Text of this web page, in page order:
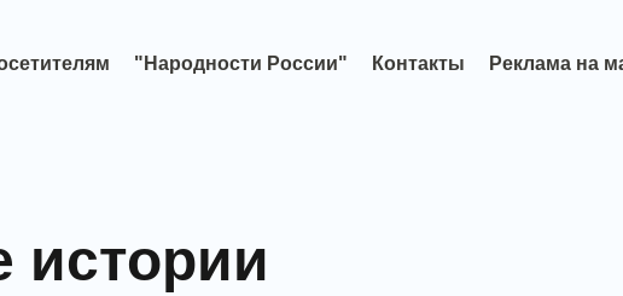
"Народности России" Контакты Реклама на
истории